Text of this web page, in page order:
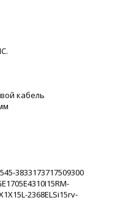
кабель
3833173717509300
2368ELSi15rv-